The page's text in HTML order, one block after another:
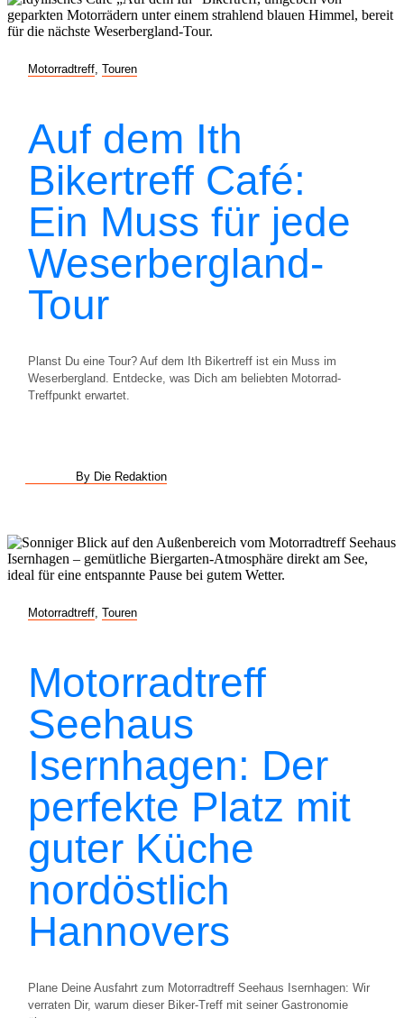
Motorradtreff Touren
Auf dem Ith
Bikertreff Café:
Ein Muss für jede
Weserbergland-
Tour
Planst Du eine Tour? Auf dem Ith Bikertreff ist ein Muss im
Weserbergland. Entdecke, was Dich am beliebten Motorrad-
Treffpunkt erwartet.
By Die Redaktion
Motorradtreff Touren
Motorradtreff
Seehaus
Isernhagen: Der
perfekte Platz mit
guter Küche
nordöstlich
Hannovers
Plane Deine Ausfahrt zum Motorradtreff Seehaus Isernhagen: Wir
verraten Dir, warum dieser Biker-Treff mit seiner Gastronomie